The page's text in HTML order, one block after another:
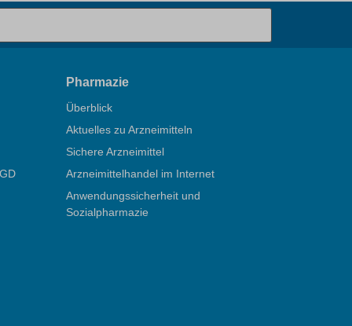
Pharmazie
Überblick
Aktuelles zu Arzneimitteln
Sichere Arzneimittel
Arzneimittelhandel im Internet
Anwendungssicherheit und
Sozialpharmazie